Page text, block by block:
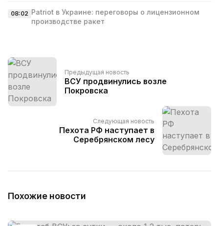
08:02 Patriot в Украине: переговоры о лицензионном
производстве ракет
Предыдущая новость
ВСУ продвинулись возле
Покровска
Следующая новость
Пехота РФ наступает в
Серебрянском лесу
Похожие новости